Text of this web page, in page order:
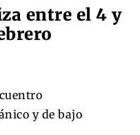
entre el 4 y
y de bajo